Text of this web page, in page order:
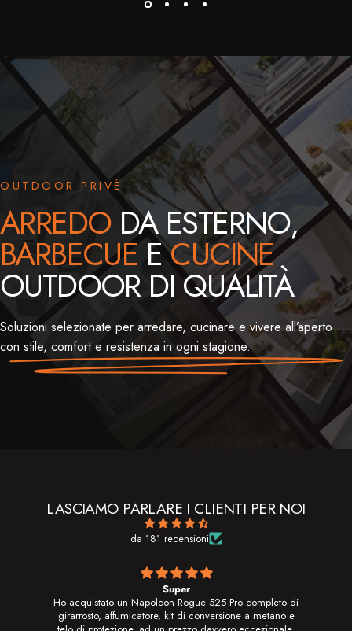
OUTDOOR PRIVÉ
ARREDODA ESTERNO,
BARBECUE ECUCINE
OUTDOOR DI QUALITÀ
Soluzioni selezionate per arredare, cucinare e vivere all’aperto
con stile, comfort e resistenza in ogni stagione.
LASCIAMO PARLARE I CLIENTI PER NOI
da 181 recensioni
Super
Ho acquistato un Napoleon Rogue 525 Pro completo di
girarrosto, affumicatore, kit di conversione a metano e